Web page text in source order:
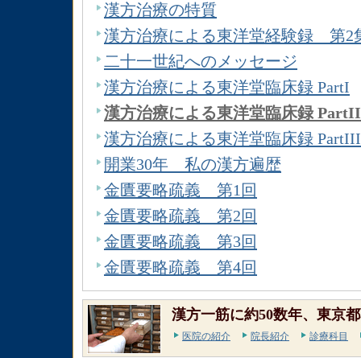
漢方治療の特質
漢方治療による東洋堂経験録 第2
二十一世紀へのメッセージ
漢方治療による東洋堂臨床録 PartI
漢方治療による東洋堂臨床録 PartII
漢方治療による東洋堂臨床録 PartIII
開業30年 私の漢方遍歴
金匱要略疏義 第1回
金匱要略疏義 第2回
金匱要略疏義 第3回
金匱要略疏義 第4回
漢方一筋に約50数年、東京
医院の紹介 院長紹介 診療科目